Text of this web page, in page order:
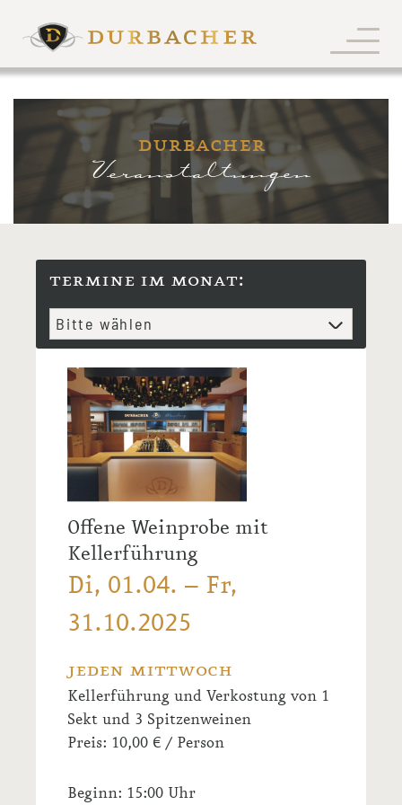
durbacher
Veranstaltungen
termine im monat:
Offene Weinprobe mit
Kellerführung
Di, 01.04. – Fr,
31.10.2025
jeden mittwoch
Kellerführung und Verkostung von 1
Sekt und 3 Spitzenweinen
Preis: 10,00 € / Person
Beginn: 15:00 Uhr